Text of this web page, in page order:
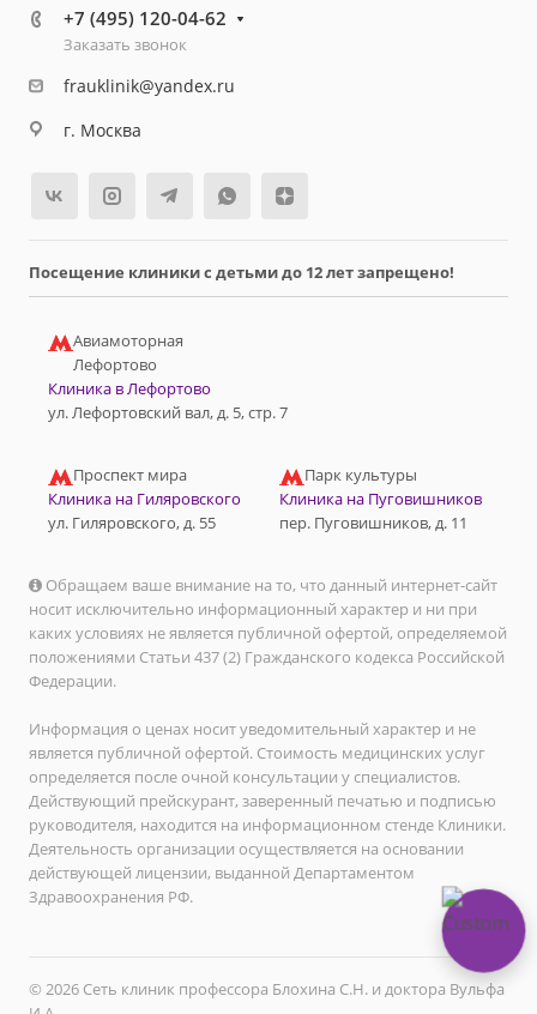
+7 (495) 120-04-62
Заказать звонок
frauklinik@yandex.ru
г. Москва
Посещение клиники с детьми до 12 лет запрещено!
Авиамоторная
Лефортово
Клиника в Лефортово
ул. Лефортовский вал, д. 5, стр. 7
Проспект мира
Клиника на Гиляровского
ул. Гиляровского, д. 55
Парк культуры
Клиника на Пуговишников
пер. Пуговишников, д. 11
Обращаем ваше внимание на то, что данный интернет-сайт
носит исключительно информационный характер и ни при
каких условиях не является публичной офертой, определяемой
положениями Статьи 437 (2) Гражданского кодекса Российской
Федерации.
Информация о ценах носит уведомительный характер и не
является публичной офертой. Стоимость медицинских услуг
определяется после очной консультации у специалистов.
Действующий прейскурант, заверенный печатью и подписью
руководителя, находится на информационном стенде Клиники.
Деятельность организации осуществляется на основании
действующей лицензии, выданной Департаментом
Здравоохранения РФ.
© 2026 Сеть клиник профессора Блохина С.Н. и доктора Вульфа